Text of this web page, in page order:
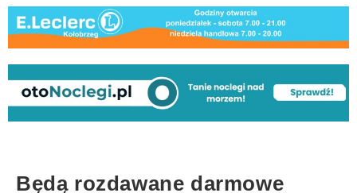
Będą rozdawane darmowe